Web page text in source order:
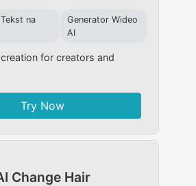
na
Generator Wideo
AI
for creators and
Try Now
Change Hair